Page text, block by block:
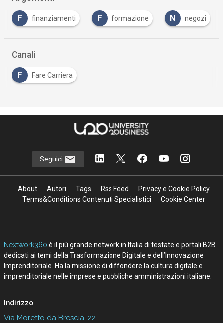
finanziamenti F formazione N negozi S
Canali
F Fare Carriera
Seguici
About Autori Tags Rss Feed
Privacy e Cookie Policy
Terms&Conditions Contenuti Specialistici
Cookie Center
Nextwork360 è il più grande network in Italia di testate e portali B2B
dedicati ai temi della Trasformazione Digitale e dell’Innovazione
Imprenditoriale. Ha la missione di diffondere la cultura digitale e
imprenditoriale nelle imprese e pubbliche amministrazioni italiane.
Indirizzo
Via Moretto da Brescia, 22